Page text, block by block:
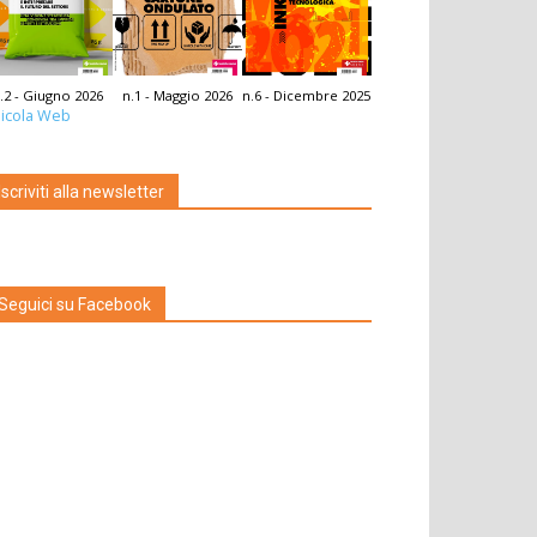
- Giugno 2026 n.1 - Maggio 2026 n.6 - Dicembre 2025
Web
alla newsletter
su Facebook